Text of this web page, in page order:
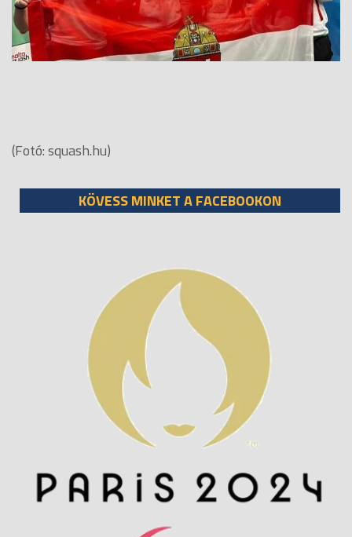
(Fotó: squash.hu)
KÖVESS MINKET A FACEBOOKON